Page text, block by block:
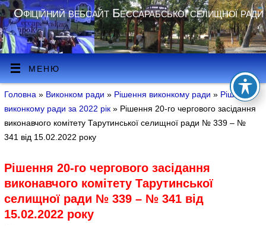
Офіційний вебсайт Бессарабської селищної ради
МЕНЮ
Головна » Виконком ради» Рішення виконкому ради» Рішення
виконкому ради за 2022 рік» Рішення 20-го чергового засідання
виконавчого комітету Тарутинської селищної ради № 339 – №
341 від 15.02.2022 року
Рішення 20-го чергового засідання
виконавчого комітету Тарутинської
селищної ради № 339 – № 341 від
15.02.2022 року